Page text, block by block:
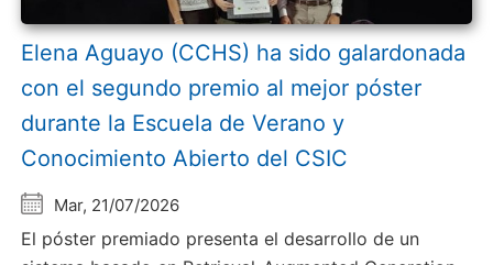
Elena Aguayo (CCHS) ha sido galardonada
con el segundo premio al mejor póster
durante la Escuela de Verano y
Conocimiento Abierto del CSIC
Mar, 21/07/2026
El póster premiado presenta el desarrollo de un